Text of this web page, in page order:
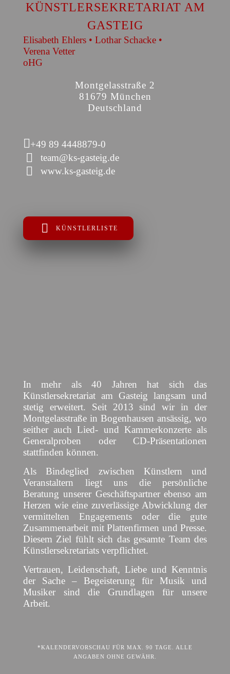
KÜNSTLERSEKRETARIAT AM
GASTEIG
Elisabeth Ehlers • Lothar Schacke •
Verena Vetter
oHG
Montgelasstraße 2
81679 München
Deutschland
+49 89 4448879-0
team@ks-gasteig.de
www.ks-gasteig.de
KÜNSTLERLISTE
In mehr als 40 Jahren hat sich das
Künstlersekretariat am Gasteig langsam und
stetig erweitert. Seit 2013 sind wir in der
Montgelasstraße in Bogenhausen ansässig, wo
seither auch Lied- und Kammerkonzerte als
Generalproben oder CD-Präsentationen
stattfinden können.
Als Bindeglied zwischen Künstlern und
Veranstaltern liegt uns die persönliche
Beratung unserer Geschäftspartner ebenso am
Herzen wie eine zuverlässige Abwicklung der
vermittelten Engagements oder die gute
Zusammenarbeit mit Plattenfirmen und Presse.
Diesem Ziel fühlt sich das gesamte Team des
Künstlersekretariats verpflichtet.
Vertrauen, Leidenschaft, Liebe und Kenntnis
der Sache – Begeisterung für Musik und
Musiker sind die Grundlagen für unsere
Arbeit.
*KALENDERVORSCHAU FÜR MAX. 90 TAGE. ALLE
ANGABEN OHNE GEWÄHR.